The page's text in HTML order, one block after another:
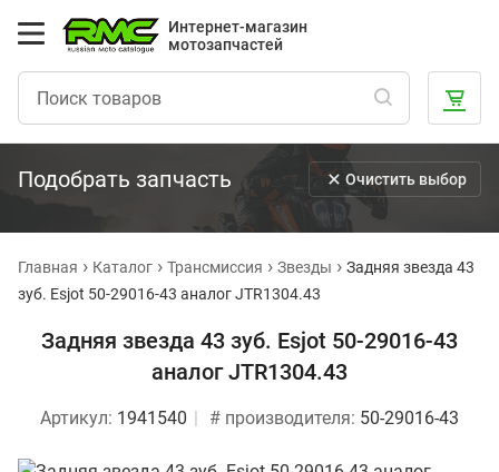
Интернет-магазин
мотозапчастей
Подобрать запчасть Очистить выбор
Главная Каталог Трансмиссия Звезды
Задняя звезда 43
зуб. Esjot 50-29016-43 аналог JTR1304.43
Задняя звезда 43 зуб. Esjot 50-29016-43
аналог JTR1304.43
Артикул: 1941540 # производителя: 50-29016-43